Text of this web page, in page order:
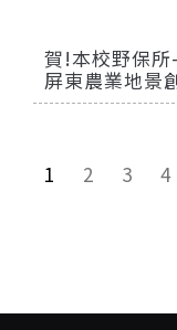
賀!本校野保
屏東農業地景
1 2 3 4